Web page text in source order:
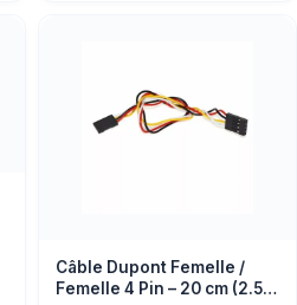
Câble Dupont Femelle /
Femelle 4 Pin – 20 cm (2.54